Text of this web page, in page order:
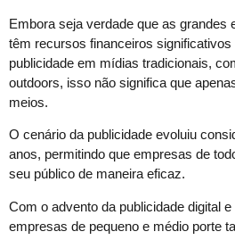
Embora seja verdade que as grandes
têm recursos financeiros significativos
publicidade em mídias tradicionais,
outdoors, isso não significa que
meios.
O cenário da publicidade evoluiu
anos, permitindo que empresas de
seu público de maneira eficaz.
Com o advento da publicidade digital
empresas de pequeno e médio porte